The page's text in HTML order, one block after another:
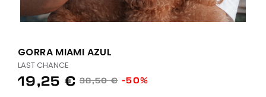
GORRA MIAMI AZUL
LAST CHANCE
19,25 € 38,50 € -50%